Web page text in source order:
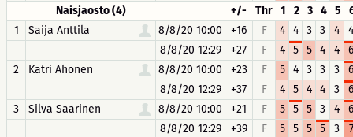
Naisjaosto (4)
+/- Thr 1 2 3 4 5
1
Saija Anttila 8/8/20 10:00 +16 F 4 4 3 3 4
4
8/8/20 12:29
+27 F 4 5 5 4 4
6
2
Katri Ahonen 8/8/20 10:00 +23 F 5 4 3 3 3
6
8/8/20 12:29
+37 F 4 5 4 4 3
6
3
Silva Saarinen 8/8/20 10:00 +21 F 5 5 5 3 4
6
8/8/20 12:29
+39 F 5 5 5 5 3
7